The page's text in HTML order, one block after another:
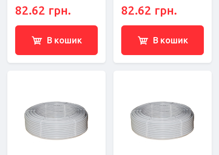
82.62 грн.
В кошик
82.62 грн.
В кошик